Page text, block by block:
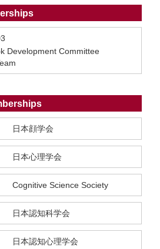
Development Committee
日本顔学会
日本心理学会
Cognitive Science Society
日本認知科学会
日本認知心理学会